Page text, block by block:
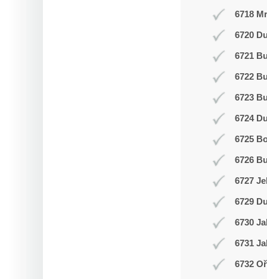
6718
6720
6721
6722
6723
6724
6725
6726
6727
6729
6730
6731
6732